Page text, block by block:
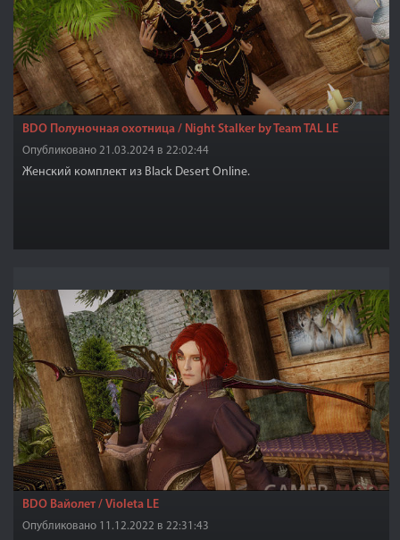
BDO Полуночная охотница / Night Stalker by Team TAL LE
Опубликовано 21.03.2024 в 22:02:44
Женский комплект из Black Desert Online.
BDO Вайолет / Violeta LE
Опубликовано 11.12.2022 в 22:31:43